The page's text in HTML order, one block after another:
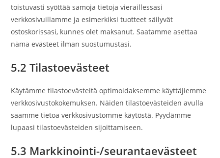
toistuvasti syöttää samoja tietoja vieraillessasi
verkkosivuillamme ja esimerkiksi tuotteet säilyvät
ostoskorissasi, kunnes olet maksanut. Saatamme asettaa
nämä evästeet ilman suostumustasi.
5.2 Tilastoevästeet
Käytämme tilastoevästeitä optimoidaksemme käyttäjiemme
verkkosivustokokemuksen. Näiden tilastoevästeiden avulla
saamme tietoa verkkosivustomme käytöstä. Pyydämme
lupaasi tilastoevästeiden sijoittamiseen.
5.3 Markkinointi-/seurantaevästeet